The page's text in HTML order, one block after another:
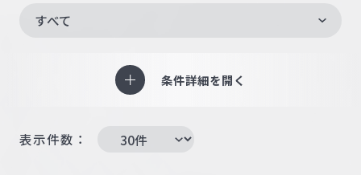
すべて
条件詳細を開く
表示件数：